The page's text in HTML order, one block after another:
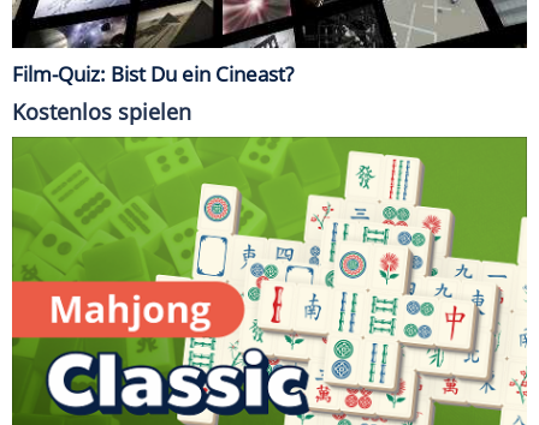
Film-Quiz: Bist Du ein Cineast?
Kostenlos spielen